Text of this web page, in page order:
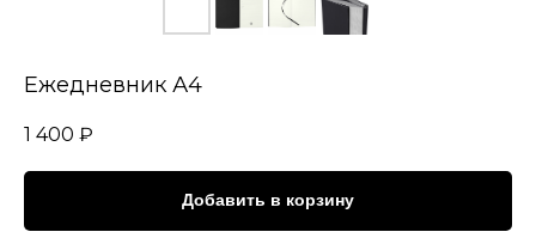
Ежедневник А4
1 400 ₽
Добавить в корзину